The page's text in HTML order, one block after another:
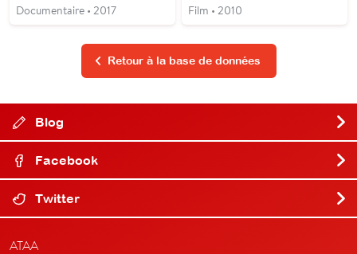
Documentaire • 2017 Film • 2010
Retour à la base de données
Blog
Facebook
Twitter
ATAA